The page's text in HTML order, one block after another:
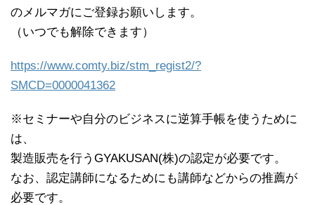
のメルマガにご登録お願いします。
（いつでも解除できます）
https://www.comty.biz/stm_ regist2/?
SMCD=0000041362
※セミナーや自分のビジネスに逆算手帳を使うために
は、
製造販売を行うGYAKUSAN(株)の認定が必要です。
なお、認定講師になるためにも講師などからの推薦が
必要です。